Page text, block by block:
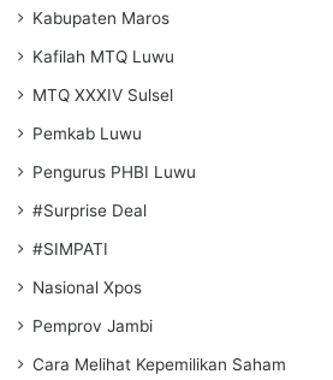
Kabupaten Maros
Kafilah MTQ Luwu
MTQ XXXIV Sulsel
Pemkab Luwu
Pengurus PHBI Luwu
#Surprise Deal
#SIMPATI
Nasional Xpos
Pemprov Jambi
Cara Melihat Kepemilikan Saham